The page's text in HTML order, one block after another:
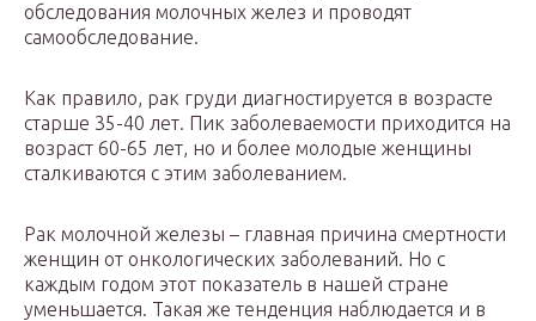
обследования молочных желез и проводят
самообследование.
Как правило, рак груди диагностируется в возрасте
старше 35-40 лет. Пик заболеваемости приходится на
возраст 60-65 лет, но и более молодые женщины
сталкиваются с этим заболеванием.
Рак молочной железы – главная причина смертности
женщин от онкологических заболеваний. Но с
каждым годом этот показатель в нашей стране
уменьшается. Такая же тенденция наблюдается и в